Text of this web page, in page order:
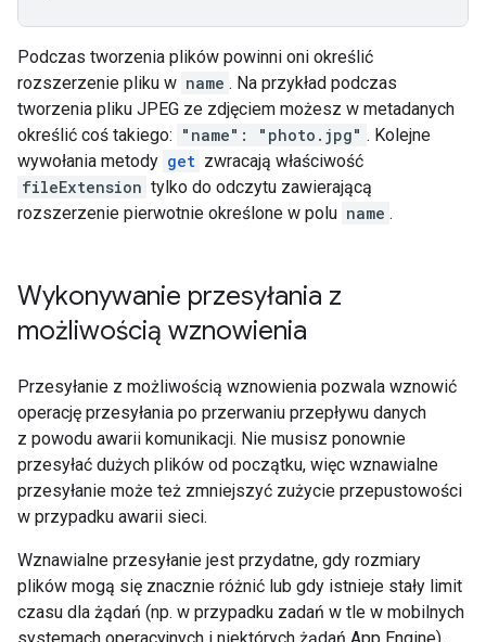
Podczas tworzenia plików powinni oni określić
rozszerzenie pliku w name . Na przykład podczas
tworzenia pliku JPEG ze zdjęciem możesz w metadanych
określić coś takiego: "name": "photo.jpg" . Kolejne
wywołania metody get zwracają właściwość
fileExtension tylko do odczytu zawierającą
rozszerzenie pierwotnie określone w polu name .
Wykonywanie przesyłania z
możliwością wznowienia
Przesyłanie z możliwością wznowienia pozwala wznowić
operację przesyłania po przerwaniu przepływu danych
z powodu awarii komunikacji. Nie musisz ponownie
przesyłać dużych plików od początku, więc wznawialne
przesyłanie może też zmniejszyć zużycie przepustowości
w przypadku awarii sieci.
Wznawialne przesyłanie jest przydatne, gdy rozmiary
plików mogą się znacznie różnić lub gdy istnieje stały limit
czasu dla żądań (np. w przypadku zadań w tle w mobilnych